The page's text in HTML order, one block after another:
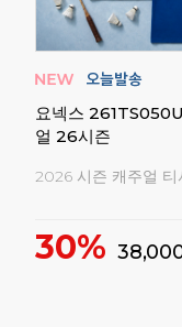
요넥스
얼 26시즌
2026 시즌 캐주얼 티
30%